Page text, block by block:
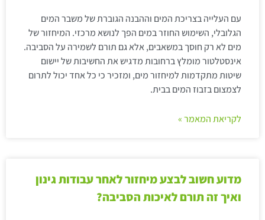
עם העלייה בצריכת המים וההבנה הגוברת של משבר המים
הגלובלי, השימוש החוזר במים הפך לנושא מרכזי. המיחזור של
מים לא רק חוסך במשאבים, אלא גם תורם לשמירה על הסביבה.
אינסטלטור מומלץ ברחובות מדגיש את החשיבות של יישום
שיטות מתקדמות למיחזור מים, ומזכיר כי כל אחד יכול לתרום
לצמצום בזבוז המים בבית.
לקריאת המאמר »
מדוע חשוב לבצע מיחזור לאחר עבודות גינון
ואיך זה תורם לאיכות הסביבה?